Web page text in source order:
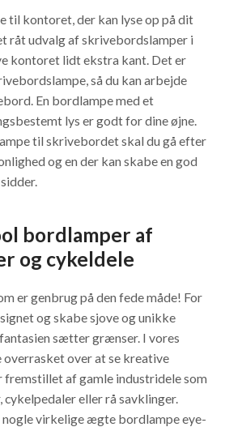
til kontoret, der kan lyse op på dit
råt udvalg af skrivebordslamper i
kontoret lidt ekstra kant. Det er
så du kan arbejde
En bordlampe med et
lys er godt for dine øjne.
til skrivebordet skal du gå efter
og en der kan skabe en god
bordlamper af
og cykeldele
er genbrug på den fede måde! For
og skabe sjove og unikke
sætter grænser. I vores
over at se kreative
fremstillet af gamle industridele som
eller rå savklinger.
virkelige ægte bordlampe eye-